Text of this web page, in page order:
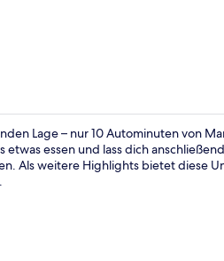
Lage – nur 10 Autominuten von
essen und lass dich
Als weitere Highlights bietet diese